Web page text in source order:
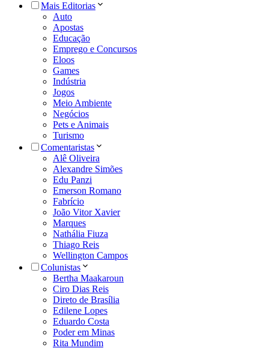
Mais Editorias
Auto
Apostas
Educação
Emprego e Concursos
Eloos
Games
Indústria
Jogos
Meio Ambiente
Negócios
Pets e Animais
Turismo
Comentaristas
Alê Oliveira
Alexandre Simões
Edu Panzi
Emerson Romano
Fabrício
João Vitor Xavier
Marques
Nathália Fiuza
Thiago Reis
Wellington Campos
Colunistas
Bertha Maakaroun
Ciro Dias Reis
Direto de Brasília
Edilene Lopes
Eduardo Costa
Poder em Minas
Rita Mundim